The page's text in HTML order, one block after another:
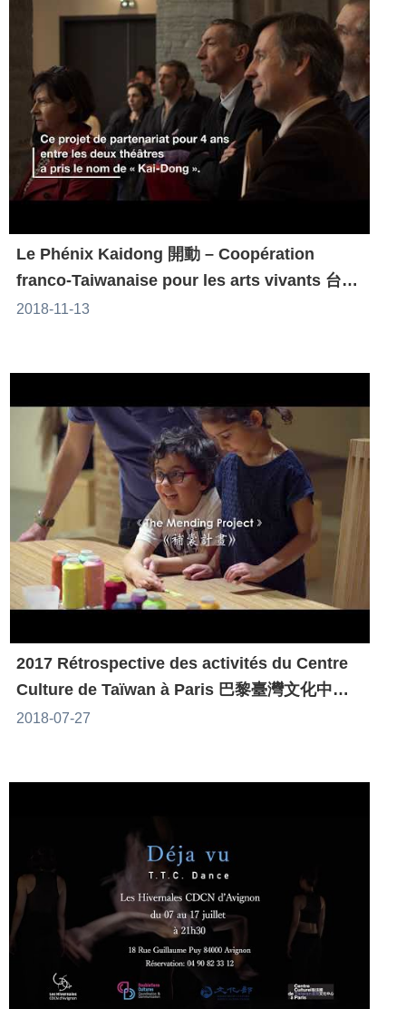
Le Phénix Kaidong 開動 – Coopération
franco-Taiwanaise pour les arts vivants 台灣
表演藝術在法國
2018-11-13
2017 Rétrospective des activités du Centre
Culture de Taïwan à Paris 巴黎臺灣文化中心
活動回顧
2018-07-27